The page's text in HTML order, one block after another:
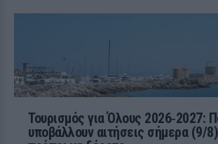
Τουρισμός για Όλους 2026‑2027:
υποβάλλουν αιτήσεις σήμερα (9/